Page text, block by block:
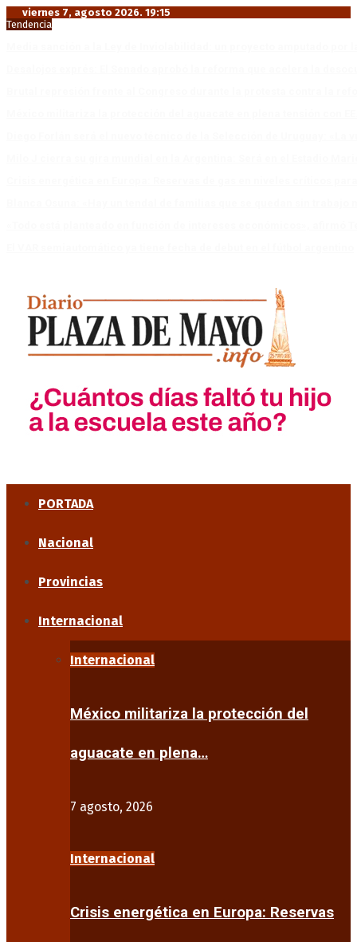
viernes 7, agosto 2026. 19:15
Tendencia
PORTADA
Nacional
Provincias
Internacional
Internacional
México militariza la protección del
aguacate en plena…
7 agosto, 2026
Internacional
Crisis energética en Europa: Reservas